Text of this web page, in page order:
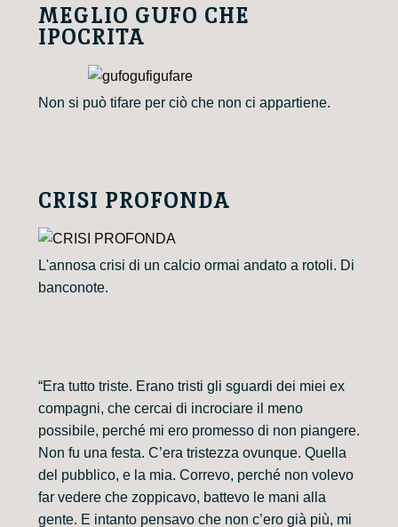
MEGLIO GUFO CHE
IPOCRITA
Non si può tifare per ciò che non ci appartiene.
CRISI PROFONDA
L'annosa crisi di un calcio ormai andato a rotoli. Di
banconote.
“Era tutto triste. Erano tristi gli sguardi dei miei ex
compagni, che cercai di incrociare il meno
possibile, perché mi ero promesso di non piangere.
Non fu una festa. C’era tristezza ovunque. Quella
del pubblico, e la mia. Correvo, perché non volevo
far vedere che zoppicavo, battevo le mani alla
gente. E intanto pensavo che non c’ero già più, mi